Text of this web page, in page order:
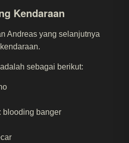
Kendaraan
Andreas yang selanjutnya
sebagai berikut:
blooding banger